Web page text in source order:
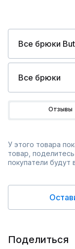
Все брюки
Все брюки
Отзывы
У этого товара
товар,
покупатели будут
Поделиться